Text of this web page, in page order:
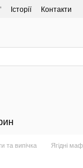
Історії Контакти
та випічка Ягідні